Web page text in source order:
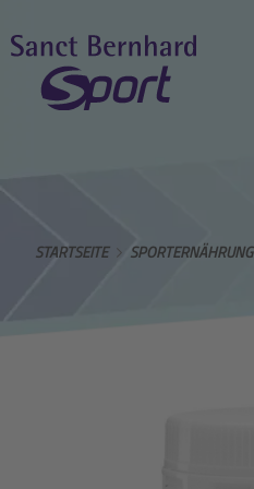
STARTSEITE SPORTERNÄHRUNG